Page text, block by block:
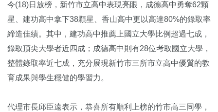
今(18)日放榜，新竹市立高中表現亮眼，成德高中勇奪62顆
星、建功高中拿下38顆星、香山高中更以高達80%的錄取率
締造佳績。其中，建功高中推薦上國立大學比例超過七成，
錄取頂尖大學者近四成；成德高中則有28位考取國立大學，
整體錄取率近七成，充分展現新竹市三所市立高中優質的教
育成果與學生穩健的學習力。
代理市長邱臣遠表示，恭喜所有順利上榜的竹市高三同學，